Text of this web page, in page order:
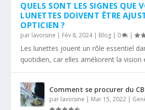
QUELS SONT LES SIGNES QUE
LUNETTES DOIVENT ÊTRE
OPTICIEN ?
par lavoisine | Fév 8, 2024| Blog | 0 |
Les lunettes jouent un rôle essentiel
quotidien, car elles améliorent la vision
Comment se procurer du
par lavoisine | Mar 15, 2022 |